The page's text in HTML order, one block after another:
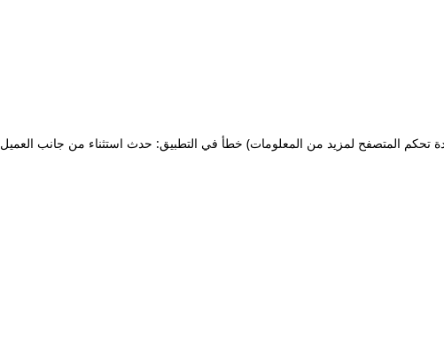
خطأ في التطبيق: حدث استثناء من جانب العميل تحكم المتصفح لمزيد من المعلومات)